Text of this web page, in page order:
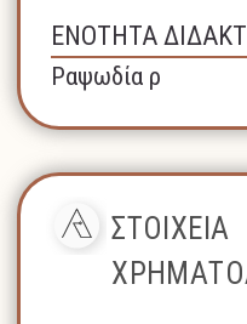
ΕΝΟΤΗΤΑ
Ραψωδία ρ
ΣΤΟΙΧΕΙΑ